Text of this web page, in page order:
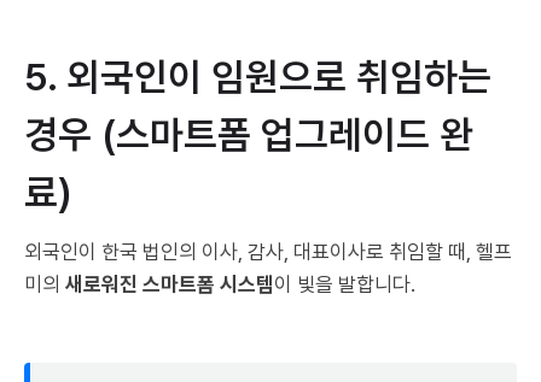
5. 외국인이 임원으로 취임하는
경우 (스마트폼 업그레이드 완
료)
외국인이 한국 법인의 이사, 감사, 대표이사로 취임할 때, 헬프
미의 새로워진 스마트폼 시스템이 빛을 발합니다.